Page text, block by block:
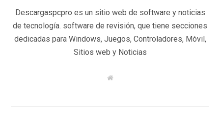
Descargaspcpro es un sitio web de software y noticias
de tecnología. software de revisión, que tiene secciones
dedicadas para Windows, Juegos, Controladores, Móvil,
Sitios web y Noticias
W